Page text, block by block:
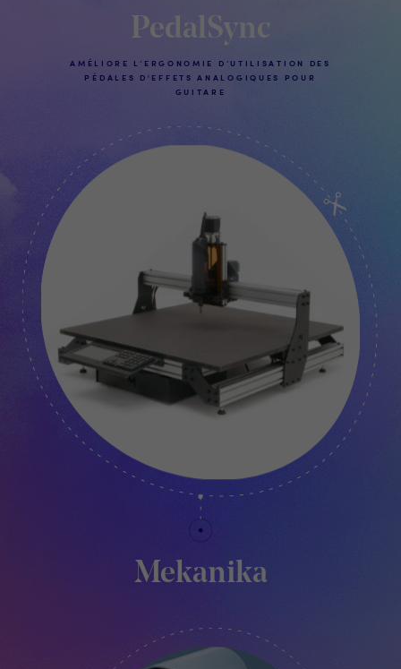
PedalSync
AMÉLIORE L’ERGONOMIE D’UTILISATION DES
PÉDALES D'EFFETS ANALOGIQUES POUR
GUITARE
Mekanika